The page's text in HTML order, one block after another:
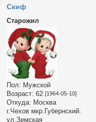
Cкиф
Старожил
Пол: Мужской
Возраст: 62 [1964-05-10]
Откуда: Москва
г.Чехов мкр.Губернский:
ул.Земская